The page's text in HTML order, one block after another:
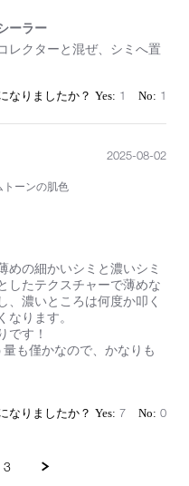
ーラー
クターと混ぜ、シミへ置
1 1
トーンの肌色
めの細かいシミと濃いシミ
したテクスチャーで薄めな
、濃いところは何度か叩く
なります。
です！
も僅かなので、かなりも
2025-08-02
7 0
3